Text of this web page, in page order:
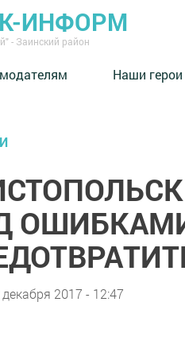
ИНФОРМ
- Заинский район
Наши герои
декабря 2017 - 12:47